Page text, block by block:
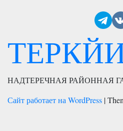
НАДТЕРЕЧНАЯ РАЙОННАЯ
Сайт работает на WordPress |